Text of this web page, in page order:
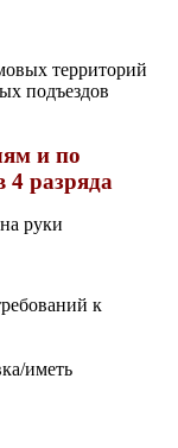
территорий
подъездов
и по
разряда
руки
к
иметь